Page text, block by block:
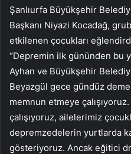
Şanlıurfa Büyükşehir
Başkanı Niyazi Kocadağ,
etkilenen çocukları
“Depremin ilk gününden bu
Ayhan ve Büyükşehir
Beyazgül gece gündüz
memnun etmeye
çalışıyoruz, ailelerimiz
depremzedelerin yurtlarda
gösteriyoruz. Ancak eğitici